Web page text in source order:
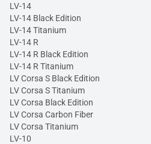
LV-14
LV-14 Black Edition
LV-14 Titanium
LV-14 R
LV-14 R Black Edition
LV-14 R Titanium
LV Corsa S Black Edition
LV Corsa S Titanium
LV Corsa Black Edition
LV Corsa Carbon Fiber
LV Corsa Titanium
LV-10